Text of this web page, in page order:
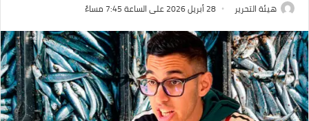
هيئة التحرير 28 أبريل 2026 على الساعة 7:45 مساءً